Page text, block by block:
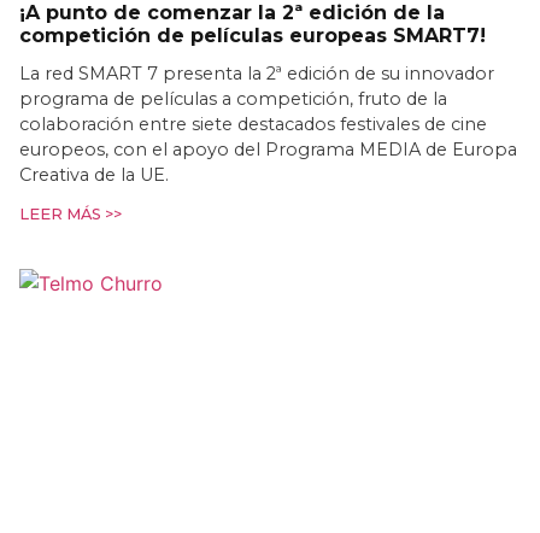
¡A punto de comenzar la 2ª edición de la
competición de películas europeas SMART7!
La red SMART 7 presenta la 2ª edición de su innovador
programa de películas a competición, fruto de la
colaboración entre siete destacados festivales de cine
europeos, con el apoyo del Programa MEDIA de Europa
Creativa de la UE.
LEER MÁS >>